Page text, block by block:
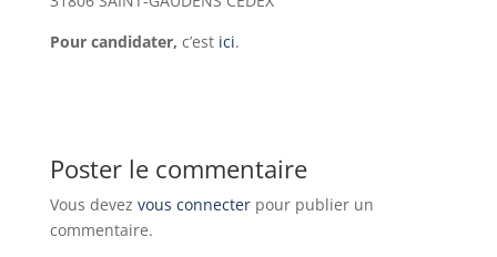
Pour candidater, c’est ici.
Poster le commentaire
Vous devez vous connecterpour publier un
commentaire.